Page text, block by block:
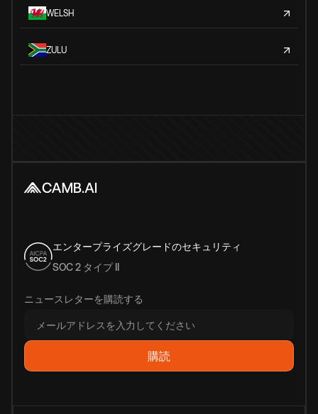
WELSH
ZULU
エンタープライズグレードのセキュリティ
SOC 2 タイプ II
ニュースレターを購読する